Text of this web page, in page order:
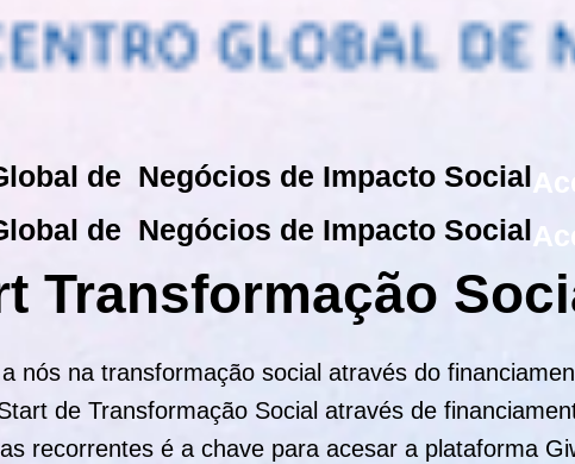
Transformação
nós na transformação social através do
de Transformação Social através de
recorrentes é a chave para acesar a plataforma
de Negócios de Impacto Social
de Negócios de Impacto Social